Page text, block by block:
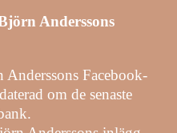
Anderssons
Facebook-
om de senaste